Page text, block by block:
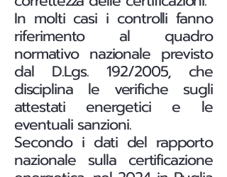
In molti casi i controlli fanno
riferimento al quadro
normativo nazionale previsto
dal D.Lgs. 192/2005, che
disciplina le verifiche sugli
attestati energetici e le
eventuali sanzioni.
Secondo i dati del rapporto
nazionale sulla certificazione